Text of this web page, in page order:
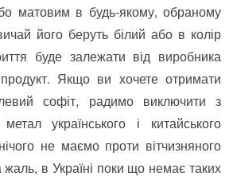
матовим в будь-якому, обраному
його беруть білий або в колір
буде залежати від виробника
Якщо ви хочете отримати
софіт, радимо виключити з
українського і китайського
не маємо проти вітчизняного
в Україні поки що немає таких